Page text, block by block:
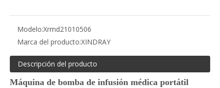
Modelo:Xrmd21010506
Marca del producto:XINDRAY
Descripción del producto
Máquina de bomba de infusión médica portátil